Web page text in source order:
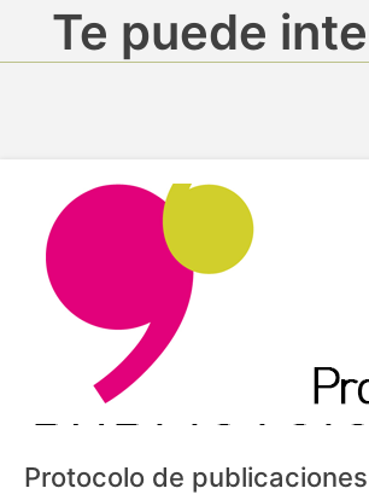
Te puede
Protocolo de publicaciones